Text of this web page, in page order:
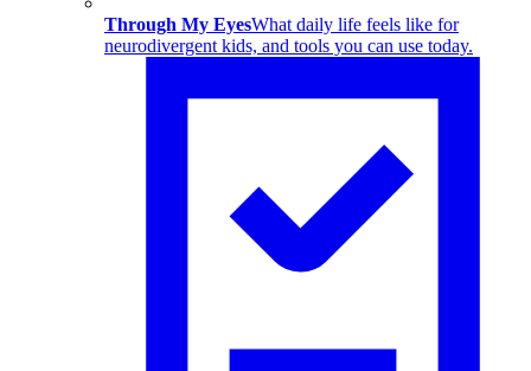
Through My EyesWhat daily life feels like for
neurodivergent kids, and tools you can use today.